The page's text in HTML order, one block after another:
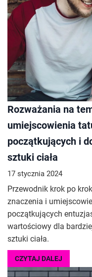
Rozważania na
umiejscowienia
początkujących i
sztuki ciała
17 stycznia 2024
Przewodnik krok po
znaczenia i
początkujących
wartościowy dla
sztuki ciała.
CZYTAJ DALEJ